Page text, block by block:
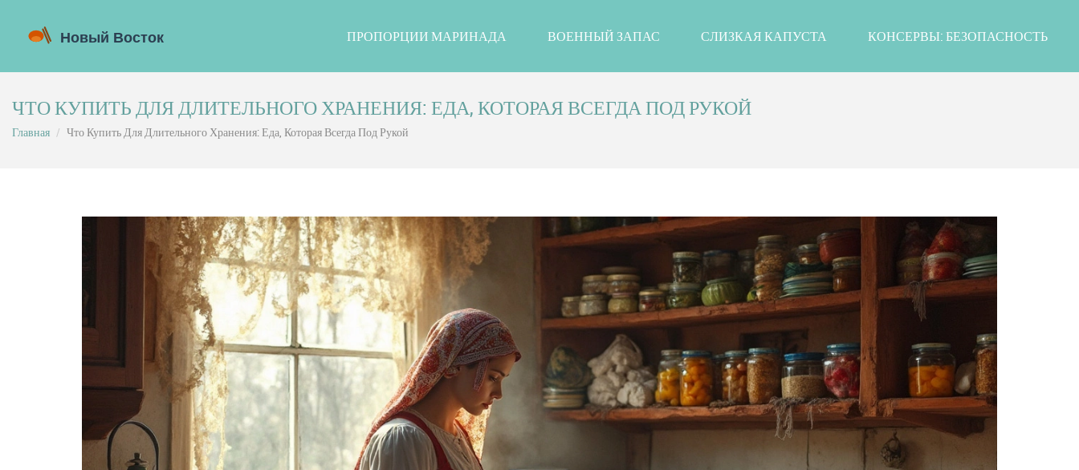
ПРОПОРЦИИ МАРИНАДА ВОЕННЫЙ ЗАПАС СЛИЗКАЯ КАПУСТА КОНСЕРВЫ: БЕЗОПАСНОСТЬ
ЧТО КУПИТЬ ДЛЯ ДЛИТЕЛЬНОГО ХРАНЕНИЯ: ЕДА, КОТОРАЯ ВСЕГДА ПОД РУКОЙ
Главная Что Купить Для Длительного Хранения: Еда, Которая Всегда Под Рукой